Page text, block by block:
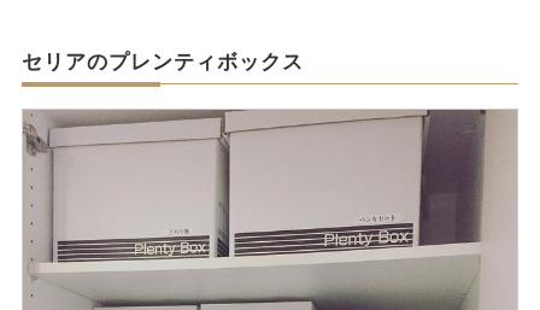
セリアのプレンティボックス